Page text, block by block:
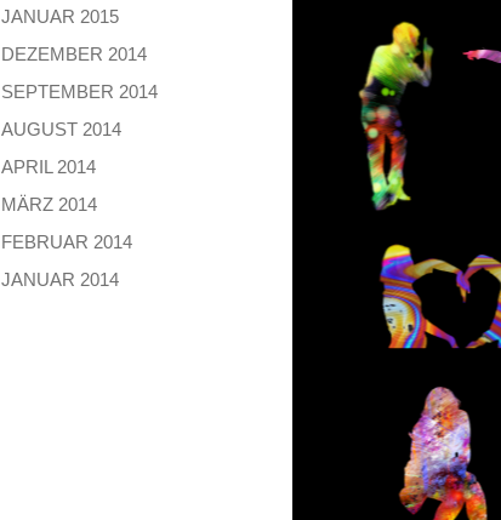
JANUAR 2015
DEZEMBER 2014
SEPTEMBER 2014
AUGUST 2014
APRIL 2014
MÄRZ 2014
FEBRUAR 2014
JANUAR 2014